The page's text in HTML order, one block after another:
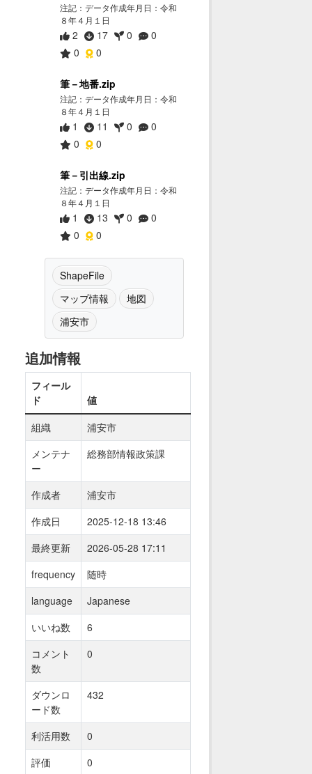
注記：データ作成年月日：令和
８年４月１日
2 17 0
0
0
0
筆－地番.zip
注記：データ作成年月日：令和
８年４月１日
1 11 0
0
0
0
筆－引出線.zip
注記：データ作成年月日：令和
８年４月１日
1 13 0
0
0
0
ShapeFile
マップ情報
地図
浦安市
追加情報
フィール
ド
値
組織
浦安市
メンテナ
ー
総務部情報政策課
作成者
浦安市
作成日
2025-12-18 13:46
最終更新
2026-05-28 17:11
frequency
随時
language
Japanese
いいね数
6
コメント
数
0
ダウンロ
ード数
432
利活用数
0
評価
0